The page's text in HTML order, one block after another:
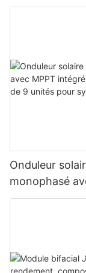
Onduleur
monophasé
du montage